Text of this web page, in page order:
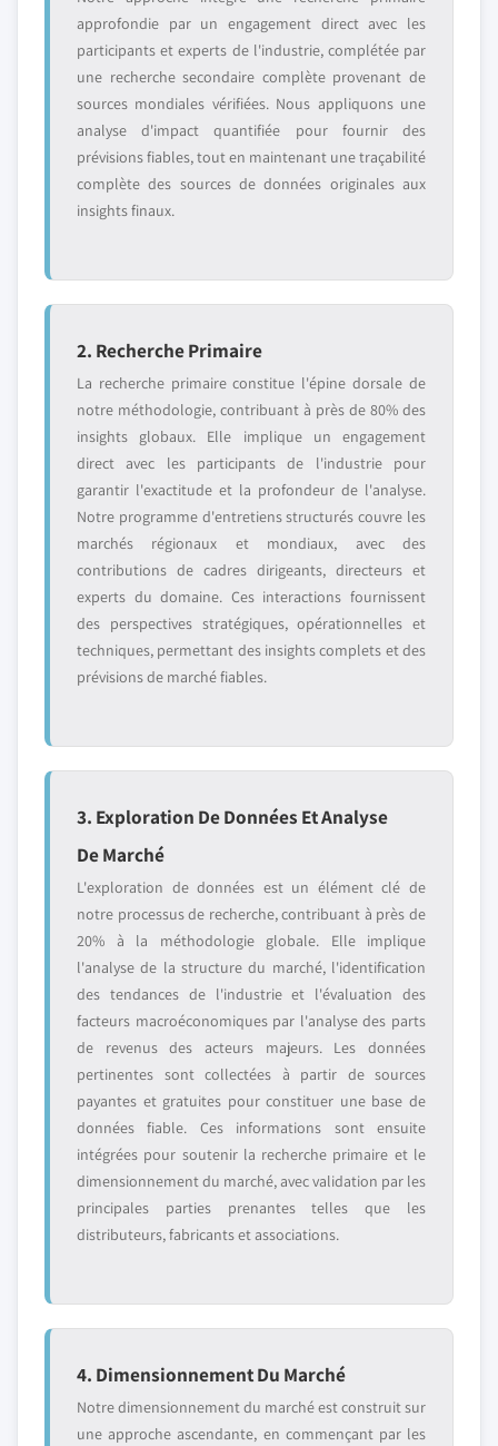
approfondie par un engagement direct avec les
participants et experts de l'industrie, complétée par
une recherche secondaire complète provenant de
sources mondiales vérifiées. Nous appliquons une
analyse d'impact quantifiée pour fournir des
prévisions fiables, tout en maintenant une traçabilité
complète des sources de données originales aux
insights finaux.
2. Recherche Primaire
La recherche primaire constitue l'épine dorsale de
notre méthodologie, contribuant à près de 80% des
insights globaux. Elle implique un engagement
direct avec les participants de l'industrie pour
garantir l'exactitude et la profondeur de l'analyse.
Notre programme d'entretiens structurés couvre les
marchés régionaux et mondiaux, avec des
contributions de cadres dirigeants, directeurs et
experts du domaine. Ces interactions fournissent
des perspectives stratégiques, opérationnelles et
techniques, permettant des insights complets et des
prévisions de marché fiables.
3. Exploration De Données Et Analyse
De Marché
L'exploration de données est un élément clé de
notre processus de recherche, contribuant à près de
20% à la méthodologie globale. Elle implique
l'analyse de la structure du marché, l'identification
des tendances de l'industrie et l'évaluation des
facteurs macroéconomiques par l'analyse des parts
de revenus des acteurs majeurs. Les données
pertinentes sont collectées à partir de sources
payantes et gratuites pour constituer une base de
données fiable. Ces informations sont ensuite
intégrées pour soutenir la recherche primaire et le
dimensionnement du marché, avec validation par les
principales parties prenantes telles que les
distributeurs, fabricants et associations.
4. Dimensionnement Du Marché
Notre dimensionnement du marché est construit sur
une approche ascendante, en commençant par les